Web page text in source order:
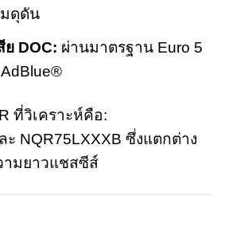
ดุดัน
ย DOC: ผ่านมาตรฐาน Euro 5
ที่วิเคราะห์คือ:
ะ NQR75LXXXB ซึ่งแตกต่าง
มยาวแชสซีส์